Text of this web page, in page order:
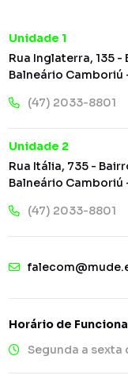
Unidade 1
Rua Inglaterra, 135
Balneário Camboriú
(47) 2033-8801
Unidade 2
Rua Itália, 735 -
Balneário Camboriú
(47) 2033-8801
Horário de
Segunda a sexta